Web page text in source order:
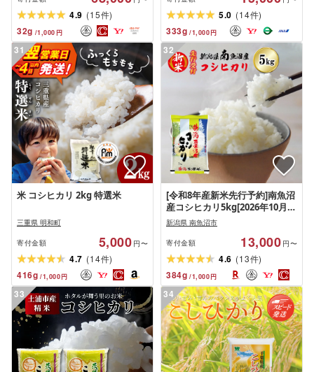
4.9 (15件)
32g /1,000 円
5.0 (14件)
333g /1,000円
31
米 コシヒカリ 2kg 特選米
三重県 明和町
寄付金額 5,000 円〜
4.7 (14件)
416g /1,000円
32
[令和8年産新米先行予約]南魚沼
産コシヒカリ5kg[2026年10月下
旬より1ヶ月以内に順次発送予
定] | 送料無料 新米 魚沼産 コシ
ヒカリ 魚沼 新潟 こしひかり 新
潟県産 白米 精米 米 お米 産直 産
地直送 お取り寄せ
新潟県 南魚沼市
寄付金額 13,000 円〜
4.6 (13件)
384g /1,000円
33 34